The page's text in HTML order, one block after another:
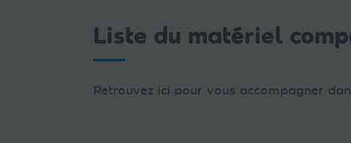
Liste du matériel
Retrouvez ici pour vous accompagner